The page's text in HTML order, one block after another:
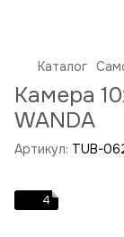
Каталог
Камера
WANDA
Артикул: TUB-
4